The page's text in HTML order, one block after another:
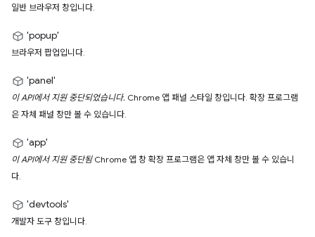
일반 브라우저 창입니다.
'popup'
브라우저 팝업입니다.
'panel'
이 API에서 지원 중단되었습니다. Chrome 앱 패널 스타일 창입니다. 확장 프로그램
은 자체 패널 창만 볼 수 있습니다.
'app'
이 API에서 지원 중단됨Chrome 앱 창 확장 프로그램은 앱 자체 창만 볼 수 있습니
다.
'devtools'
개발자 도구 창입니다.